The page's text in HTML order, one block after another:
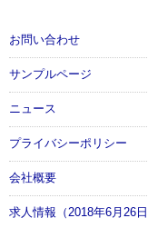
お問い合わせ
サンプルページ
ニュース
プライバシーポリシー
会社概要
求人情報（2018年6月26日